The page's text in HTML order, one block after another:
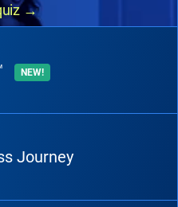
→
NEW!
Journey